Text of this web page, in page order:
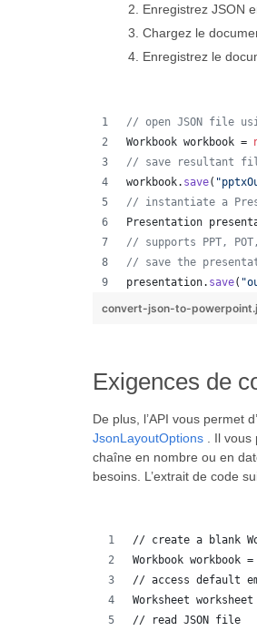
Enregistrez JSON
Chargez le
Enregistrez le
// open JSON file
Workbook workbook =
// save resultant file
workbook. save(
// instantiate a
Presentation
// supports PPT, POT,
// save the
presentation. save(
convert-json-to-
Exigences de
De plus, l’API vous permet
JsonLayoutOptions . Il
chaîne en nombre ou en
besoins. L’extrait de code
// create a blank
Workbook workbook
// access default
Worksheet
// read JSON file